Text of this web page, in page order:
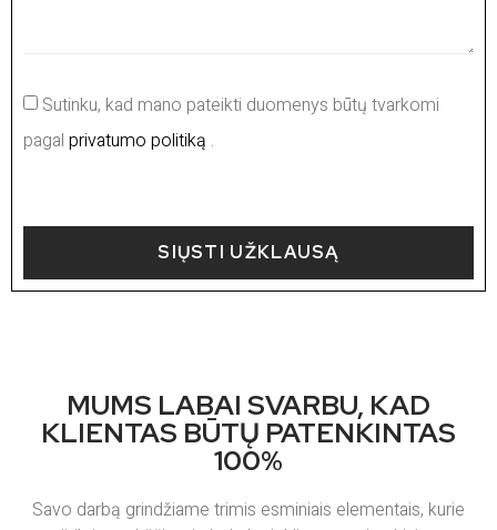
Sutinku, kad mano pateikti duomenys būtų tvarkomi
pagal privatumo politiką .
SIŲSTI UŽKLAUSĄ
MUMS LABAI SVARBU, KAD
KLIENTAS BŪTŲ PATENKINTAS
100%
Savo darbą grindžiame trimis esminiais elementais, kurie